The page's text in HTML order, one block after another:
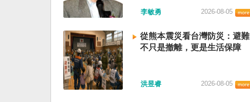
李敏勇 2026-08-05
從熊本震災看台灣防災：避難
不只是撤離，更是生活保障
洪昱睿 2026-08-05